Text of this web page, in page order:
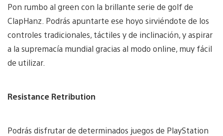
Pon rumbo al green con la brillante serie de golf de
ClapHanz. Podrás apuntarte ese hoyo sirviéndote de los
controles tradicionales, táctiles y de inclinación, y aspirar
a la supremacía mundial gracias al modo online, muy fácil
de utilizar.
Resistance Retribution
Podrás disfrutar de determinados juegos de PlayStation